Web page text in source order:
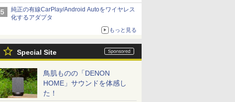
純正の有線CarPlay/Android Autoをワイヤレス
化するアダプタ
もっと見る
Special Site
鳥肌ものの「DENON
HOME」サウンドを体感し
た！